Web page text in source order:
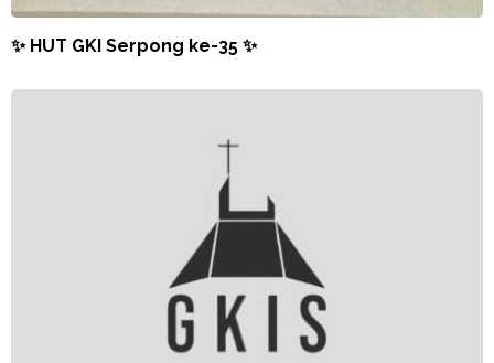
✨ HUT GKI Serpong ke-35 ✨